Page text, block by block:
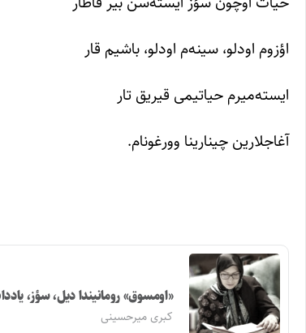
اؤزوم اودلو، سینه‌م اودلو، باشیم قار
ایسته‌میرم حیاتیمی قیریق تار
آغاجلارین چینارینا وورغونام.
«اومسوق» رومانیندا دیل، سؤز،
کبری میرحسینی